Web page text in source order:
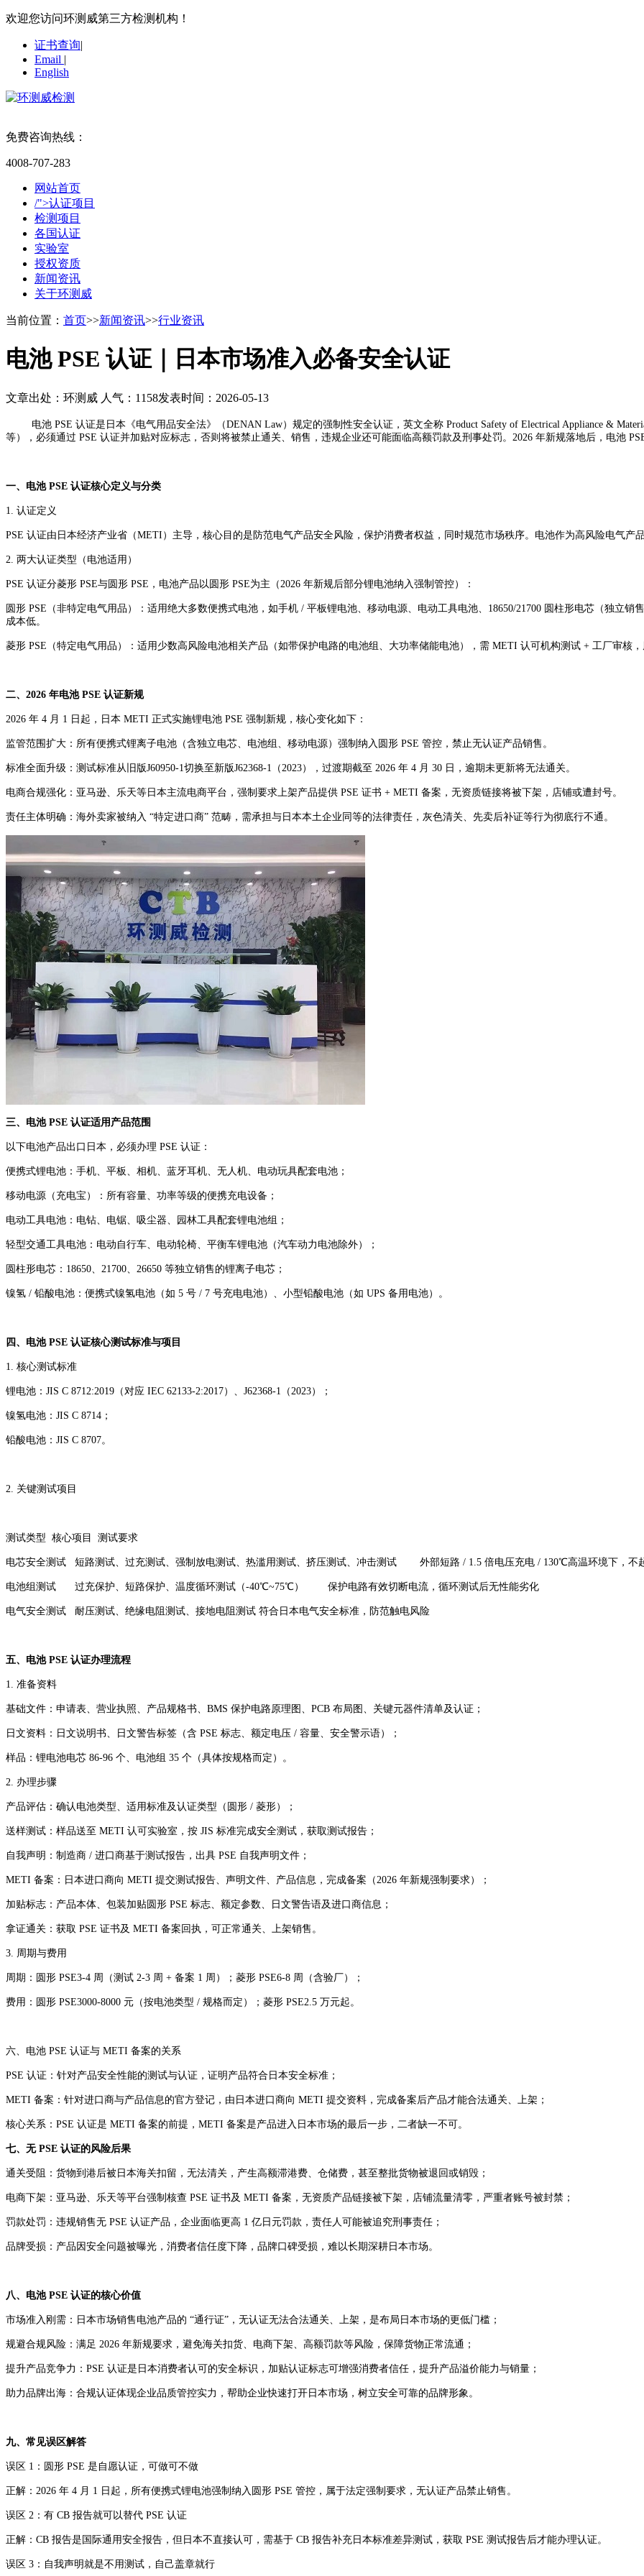
欢迎您访问环测威第三方检测机构！
证书查询|
Email |
English
免费咨询热线：
4008-707-283
网站首页
/">认证项目
检测项目
各国认证
实验室
授权资质
新闻资讯
关于环测威
当前位置： 首页>>新闻资讯>>行业资讯
电池 PSE 认证｜日本市场准入必备安全认证
文章出处：环测威 人气： 1158发表时间：2026-05-13
电池 PSE 认证是日本《电气用品安全法》（DENAN Law）规定的强制性安全认证，英文全称 Product Safety of Electrical Appliance &
等），必须通过 PSE 认证并加贴对应标志，否则将被禁止通关、销售，违规企业还可能面临高额罚款及刑事处罚。2026 年新规落地后，电池
一、电池 PSE 认证核心定义与分类
1. 认证定义
PSE 认证由日本经济产业省（METI）主导，核心目的是防范电气产品安全风险，保护消费者权益，同时规范市场秩序。电池作为高风险电气产
2. 两大认证类型（电池适用）
PSE 认证分菱形 PSE与圆形 PSE，电池产品以圆形 PSE为主（2026 年新规后部分锂电池纳入强制管控）：
圆形 PSE（非特定电气用品）：适用绝大多数便携式电池，如手机 / 平板锂电池、移动电源、电动工具电池、18650/21700 圆柱形电芯（独立销
成本低。
菱形 PSE（特定电气用品）：适用少数高风险电池相关产品（如带保护电路的电池组、大功率储能电池），需 METI 认可机构测试 + 工厂审核，
二、2026 年电池 PSE 认证新规
2026 年 4 月 1 日起，日本 METI 正式实施锂电池 PSE 强制新规，核心变化如下：
监管范围扩大：所有便携式锂离子电池（含独立电芯、电池组、移动电源）强制纳入圆形 PSE 管控，禁止无认证产品销售。
标准全面升级：测试标准从旧版J60950-1切换至新版J62368-1（2023），过渡期截至 2026 年 4 月 30 日，逾期未更新将无法通关。
电商合规强化：亚马逊、乐天等日本主流电商平台，强制要求上架产品提供 PSE 证书 + METI 备案，无资质链接将被下架，店铺或遭封号。
责任主体明确：海外卖家被纳入 “特定进口商” 范畴，需承担与日本本土企业同等的法律责任，灰色清关、先卖后补证等行为彻底行不通。
三、电池 PSE 认证适用产品范围
以下电池产品出口日本，必须办理 PSE 认证：
便携式锂电池：手机、平板、相机、蓝牙耳机、无人机、电动玩具配套电池；
移动电源（充电宝）：所有容量、功率等级的便携充电设备；
电动工具电池：电钻、电锯、吸尘器、园林工具配套锂电池组；
轻型交通工具电池：电动自行车、电动轮椅、平衡车锂电池（汽车动力电池除外）；
圆柱形电芯：18650、21700、26650 等独立销售的锂离子电芯；
镍氢 / 铅酸电池：便携式镍氢电池（如 5 号 / 7 号充电电池）、小型铅酸电池（如 UPS 备用电池）。
四、电池 PSE 认证核心测试标准与项目
1. 核心测试标准
锂电池：JIS C 8712:2019（对应 IEC 62133-2:2017）、J62368-1（2023）；
镍氢电池：JIS C 8714；
铅酸电池：JIS C 8707。
2. 关键测试项目
测试类型 核心项目 测试要求
电芯安全测试 短路测试、过充测试、强制放电测试、热滥用测试、挤压测试、冲击测试 外部短路 / 1.5 倍电压充电 / 130℃高温环境下，不
电池组测试 过充保护、短路保护、温度循环测试（-40℃~75℃） 保护电路有效切断电流，循环测试后无性能劣化
电气安全测试 耐压测试、绝缘电阻测试、接地电阻测试 符合日本电气安全标准，防范触电风险
五、电池 PSE 认证办理流程
1. 准备资料
基础文件：申请表、营业执照、产品规格书、BMS 保护电路原理图、PCB 布局图、关键元器件清单及认证；
日文资料：日文说明书、日文警告标签（含 PSE 标志、额定电压 / 容量、安全警示语）；
样品：锂电池电芯 86-96 个、电池组 35 个（具体按规格而定）。
2. 办理步骤
产品评估：确认电池类型、适用标准及认证类型（圆形 / 菱形）；
送样测试：样品送至 METI 认可实验室，按 JIS 标准完成安全测试，获取测试报告；
自我声明：制造商 / 进口商基于测试报告，出具 PSE 自我声明文件；
METI 备案：日本进口商向 METI 提交测试报告、声明文件、产品信息，完成备案（2026 年新规强制要求）；
加贴标志：产品本体、包装加贴圆形 PSE 标志、额定参数、日文警告语及进口商信息；
拿证通关：获取 PSE 证书及 METI 备案回执，可正常通关、上架销售。
3. 周期与费用
周期：圆形 PSE3-4 周（测试 2-3 周 + 备案 1 周）；菱形 PSE6-8 周（含验厂）；
费用：圆形 PSE3000-8000 元（按电池类型 / 规格而定）；菱形 PSE2.5 万元起。
六、电池 PSE 认证与 METI 备案的关系
PSE 认证：针对产品安全性能的测试与认证，证明产品符合日本安全标准；
METI 备案：针对进口商与产品信息的官方登记，由日本进口商向 METI 提交资料，完成备案后产品才能合法通关、上架；
核心关系：PSE 认证是 METI 备案的前提，METI 备案是产品进入日本市场的最后一步，二者缺一不可。
七、无 PSE 认证的风险后果
通关受阻：货物到港后被日本海关扣留，无法清关，产生高额滞港费、仓储费，甚至整批货物被退回或销毁；
电商下架：亚马逊、乐天等平台强制核查 PSE 证书及 METI 备案，无资质产品链接被下架，店铺流量清零，严重者账号被封禁；
罚款处罚：违规销售无 PSE 认证产品，企业面临更高 1 亿日元罚款，责任人可能被追究刑事责任；
品牌受损：产品因安全问题被曝光，消费者信任度下降，品牌口碑受损，难以长期深耕日本市场。
八、电池 PSE 认证的核心价值
市场准入刚需：日本市场销售电池产品的 “通行证”，无认证无法合法通关、上架，是布局日本市场的更低门槛；
规避合规风险：满足 2026 年新规要求，避免海关扣货、电商下架、高额罚款等风险，保障货物正常流通；
提升产品竞争力：PSE 认证是日本消费者认可的安全标识，加贴认证标志可增强消费者信任，提升产品溢价能力与销量；
助力品牌出海：合规认证体现企业品质管控实力，帮助企业快速打开日本市场，树立安全可靠的品牌形象。
九、常见误区解答
误区 1：圆形 PSE 是自愿认证，可做可不做
正解：2026 年 4 月 1 日起，所有便携式锂电池强制纳入圆形 PSE 管控，属于法定强制要求，无认证产品禁止销售。
误区 2：有 CB 报告就可以替代 PSE 认证
正解：CB 报告是国际通用安全报告，但日本不直接认可，需基于 CB 报告补充日本标准差异测试，获取 PSE 测试报告后才能办理认证。
误区 3：自我声明就是不用测试，自己盖章就行